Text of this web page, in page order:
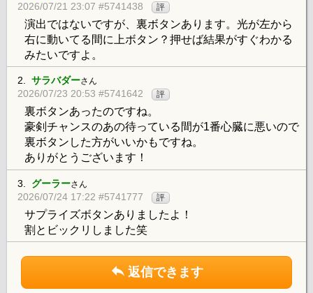
2026/07/21 23:07 #5741438 評
演出ではないですが、裏ボタンあります。光が左から
右に動いてる間に上ボタン？押せば結果がすぐわかる
みたいですよ。
2. サラバダーさん
2026/07/23 20:53 #5741642 評
裏ボタンあったのですね。
豪剣チャンスのあの待っている間が1番心臓に悪いので
裏ボタンした方がいいかもですね。
ありがとうございます！
3. グーラーさん
2026/07/24 17:22 #5741777 評
サプライズボタンありましたよ！
割とビックリしました笑
返信できます